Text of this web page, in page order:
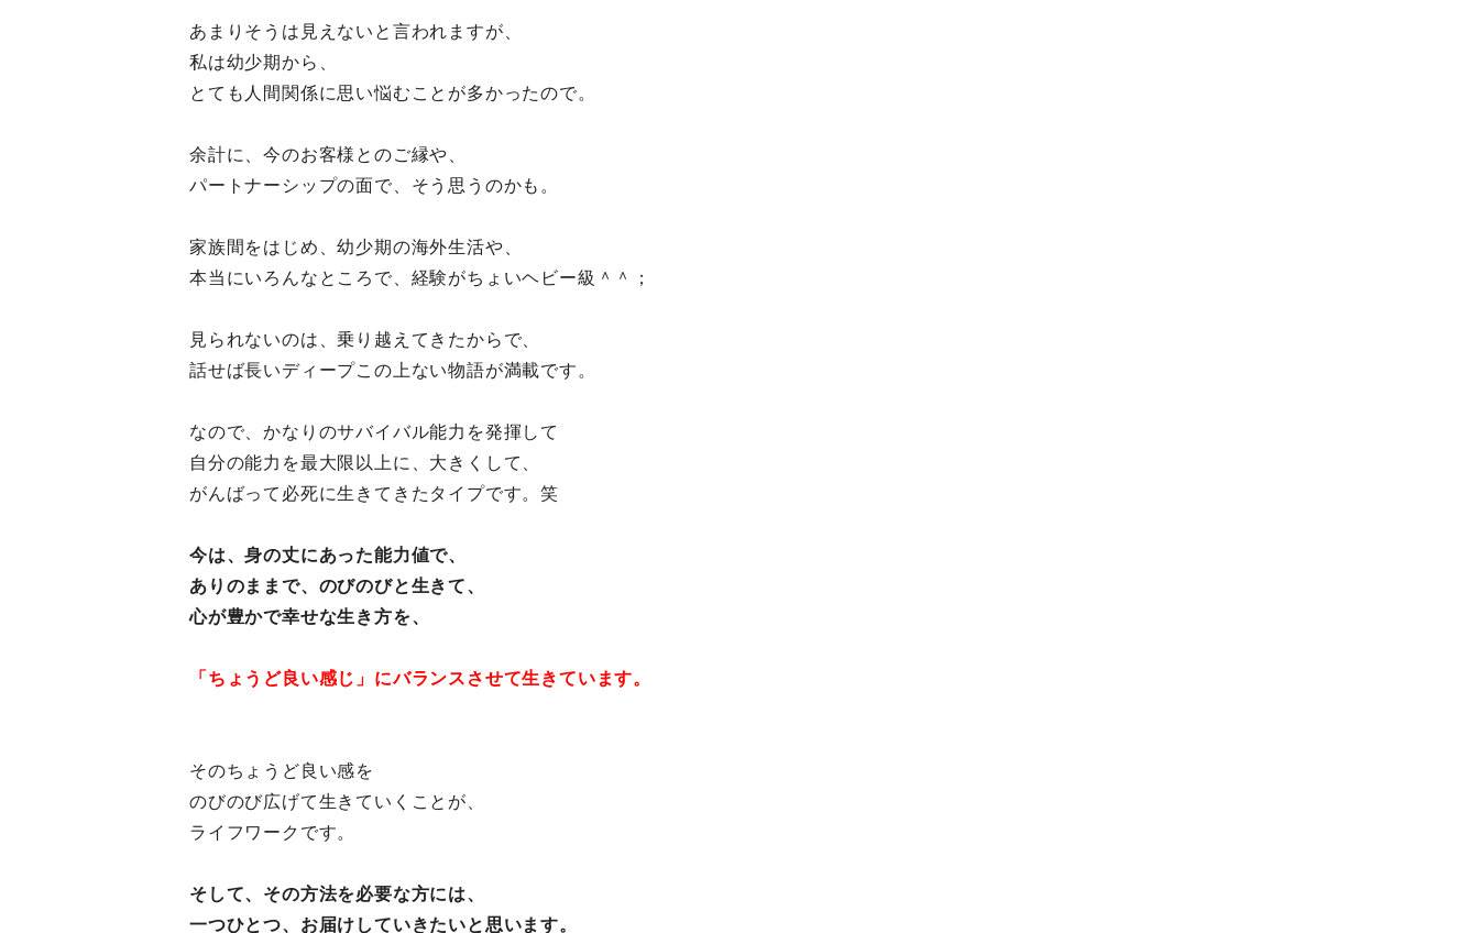
あまりそうは見えないと言われますが、
私は幼少期から、
とても人間関係に思い悩むことが多かったので。
余計に、今のお客様とのご縁や、
パートナーシップの面で、そう思うのかも。
家族間をはじめ、幼少期の海外生活や、
本当にいろんなところで、経験がちょいヘビー級＾＾；
見られないのは、乗り越えてきたからで、
話せば長いディープこの上ない物語が満載です。
なので、かなりのサバイバル能力を発揮して
自分の能力を最大限以上に、大きくして、
がんばって必死に生きてきたタイプです。笑
今は、身の丈にあった能力値で、
ありのままで、のびのびと生きて、
心が豊かで幸せな生き方を、
「ちょうど良い感じ」にバランスさせて生きています。
そのちょうど良い感を
のびのび広げて生きていくことが、
ライフワークです。
そして、その方法を必要な方には、
一つひとつ、お届けしていきたいと思います。